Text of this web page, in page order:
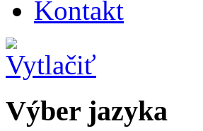
Kontakt
Výber jazyka